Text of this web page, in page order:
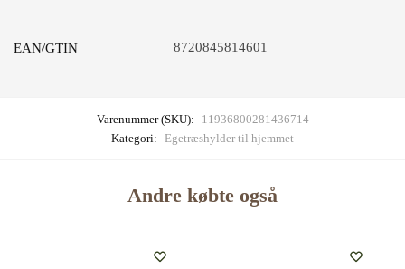
EAN/GTIN 8720845814601
Varenummer (SKU):
11936800281436714
Kategori: Egetræshylder til hjemmet
Andre købte også